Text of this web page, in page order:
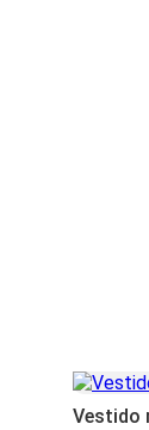
Vestido